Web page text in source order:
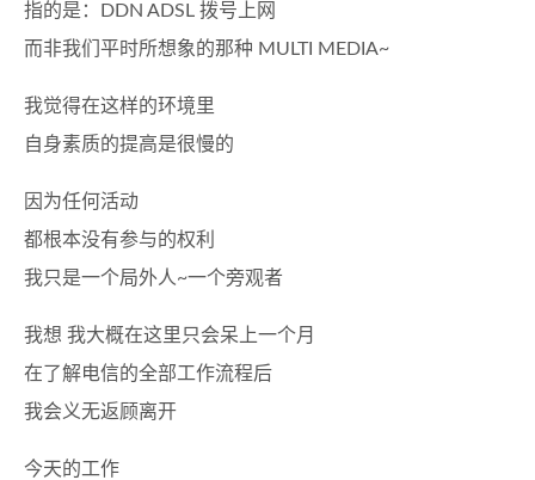
指的是：DDN ADSL 拨号上网
而非我们平时所想象的那种 MULTI MEDIA~
我觉得在这样的环境里
自身素质的提高是很慢的
因为任何活动
都根本没有参与的权利
我只是一个局外人~一个旁观者
我想 我大概在这里只会呆上一个月
在了解电信的全部工作流程后
我会义无返顾离开
今天的工作